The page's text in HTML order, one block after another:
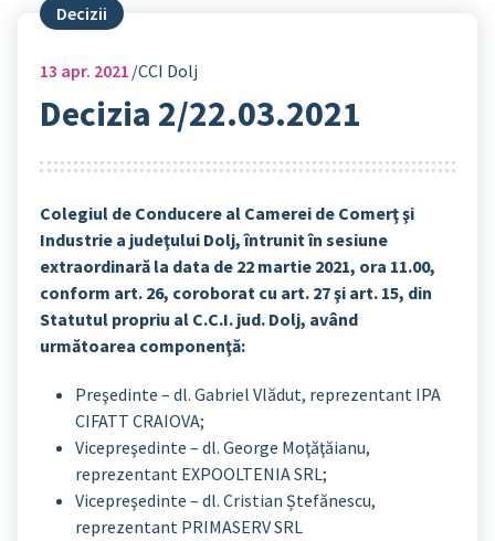
Decizii
13 apr. 2021 CCI Dolj
Decizia 2/22.03.2021
Colegiul de Conducere al Camerei de Comerţ şi
Industrie a judeţului Dolj, întrunit în sesiune
extraordinară la data de 22 martie 2021, ora 11.00,
conform art. 26, coroborat cu art. 27 şi art. 15, din
Statutul propriu al C.C.I. jud. Dolj, având
următoarea componenţă:
Preşedinte – dl. Gabriel Vlădut, reprezentant IPA
CIFATT CRAIOVA;
Vicepreşedinte – dl. George Moţăţăianu,
reprezentant EXPOOLTENIA SRL;
Vicepreşedinte – dl. Cristian Ștefănescu,
reprezentant PRIMASERV SRL